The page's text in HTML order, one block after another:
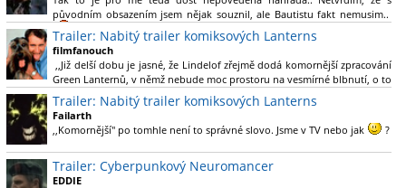
původním obsazením jsem nějak souznil, ale Bautistu fakt nemusim..
Trailer: Nabitý trailer komiksových Lanterns
filmfanouch
,,Již delší dobu je jasné, že Lindelof zřejmě dodá komornější zpracování
Green Lanternů, v němž nebude moc prostoru na vesmírné blbnutí, o to
více se ovšem bude moci nová adaptace odprostit třeba od filmového
Green Lanterna s Ryanem Reynoldsem.´´ Co je na tom
nesrozumitelného?
Trailer: Nabitý trailer komiksových Lanterns
Failarth
,,Komornější" po tomhle není to správné slovo. Jsme v TV nebo jak
?
Nebál bych se říct, že to vypadá skvěle jak po stránce kvantity materiálu,
tak i formou.
Trailer: Cyberpunkový Neuromancer
EDDIE